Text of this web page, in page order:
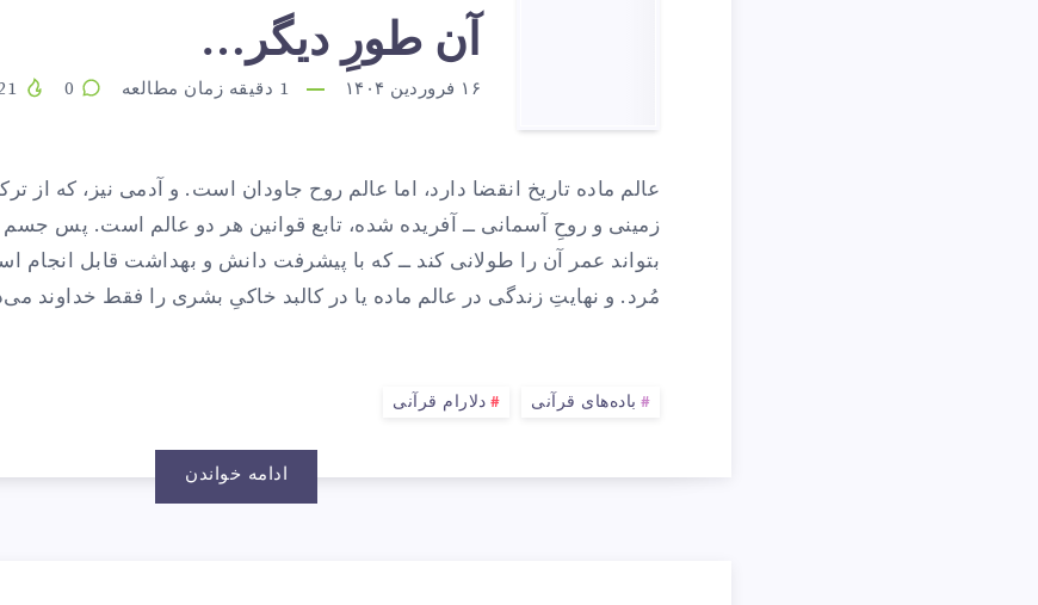
آن
دیگر…
آن طورِ دیگر…
۱۶ فروردین ۱۴۰۴ 1 دقیقه زمان مطالعه 0
عالم ماده تاریخ انقضا دارد، اما عالم روح جاودان است. و آدمی نیز، که از
زمینی و روحِ آسمانی ــ آفریده شده، تابع قوانین هر دو عالم است. پس جسم
بتواند عمر آن را طولانی کند ــ که با پیشرفت دانش و بهداشت قابل انجام
مُرد. و نهایتِ زندگی در عالم ماده یا در کالبد خاکیِ بشری را فقط خداوند
باده‌های قرآنی دلارام قرآنی
ادامه خواندن